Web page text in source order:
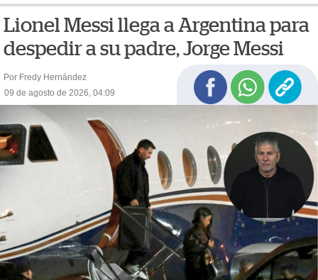
Lionel Messi llega a Argentina para
despedir a su padre, Jorge Messi
Por Fredy Hernández
09 de agosto de 2026, 04:09